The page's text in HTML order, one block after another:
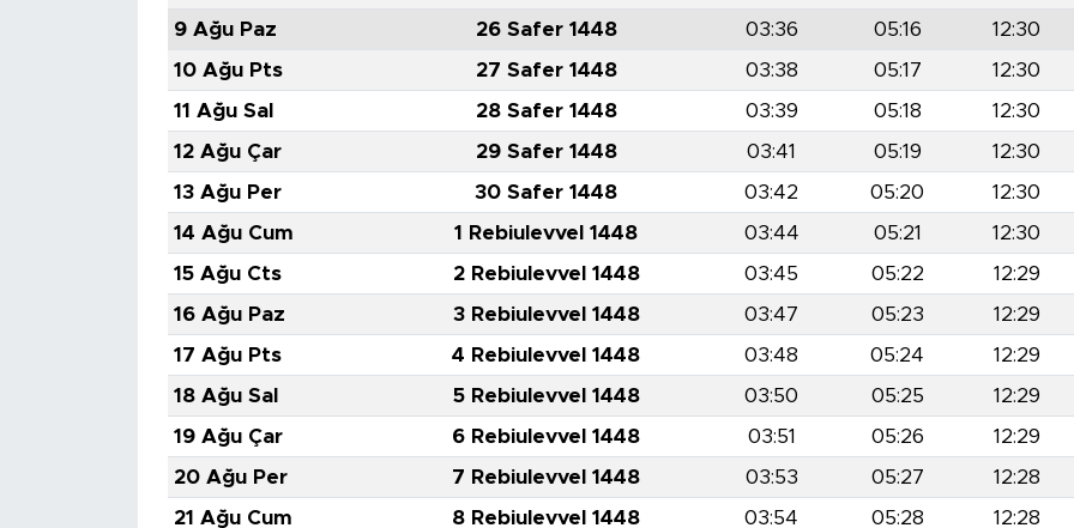
9 Ağu Paz
26 Safer 1448 03:36 05:16
12:30
10 Ağu Pts
27 Safer 1448 03:38 05:17
12:30
11 Ağu Sal
28 Safer 1448 03:39 05:18
12:30
12 Ağu Çar
29 Safer 1448 03:41 05:19
12:30
13 Ağu Per
30 Safer 1448 03:42 05:20
12:30
14 Ağu Cum
1 Rebiulevvel 1448 03:44 05:21
12:30
15 Ağu Cts
2 Rebiulevvel 1448 03:45 05:22
12:29
16 Ağu Paz
3 Rebiulevvel 1448 03:47 05:23
12:29
17 Ağu Pts
4 Rebiulevvel 1448 03:48 05:24
12:29
18 Ağu Sal
5 Rebiulevvel 1448 03:50 05:25
12:29
19 Ağu Çar
6 Rebiulevvel 1448 03:51 05:26
12:29
20 Ağu Per
7 Rebiulevvel 1448 03:53 05:27
12:28
21 Ağu Cum
8 Rebiulevvel 1448 03:54 05:28 12:28